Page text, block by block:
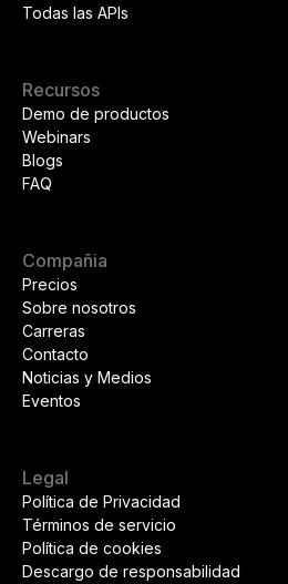
Todas las APIs
Recursos
Demo de productos
Webinars
Blogs
FAQ
Compañia
Precios
Sobre nosotros
Carreras
Contacto
Noticias y Medios
Eventos
Legal
Política de Privacidad
Términos de servicio
Política de cookies
Descargo de responsabilidad